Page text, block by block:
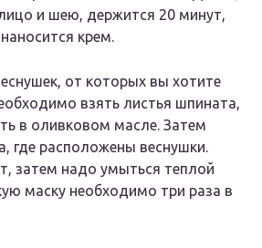
и шею, держится 20 минут,
крем.
от которых вы хотите
взять листья шпината,
в оливковом масле. Затем
где расположены веснушки.
затем надо умыться теплой
маску необходимо три раза в